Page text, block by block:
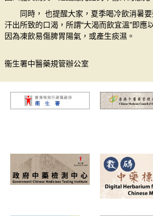
同時， 也提醒大家，夏季喝冷飲消暑
汗出所致的口渴，所謂“大渴而飲宜溫”即應
因為凍飲易傷脾胃陽氣，或產生痰濕。
衞生署中醫藥規管辦公室